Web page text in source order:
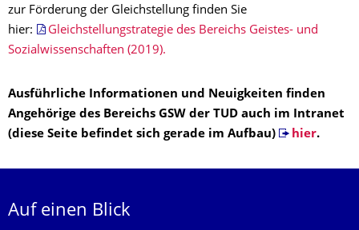
zur Förderung der Gleichstellung finden Sie
hier:
Gleichstellungstrategie des Bereichs Geistes- und
Sozialwissenschaften (2019).
Ausführliche Informationen und Neuigkeiten finden
Angehörige des Bereichs GSW der TUD auch im Intranet
(diese Seite befindet sich gerade im Aufbau)
hier.
Auf einen Blick